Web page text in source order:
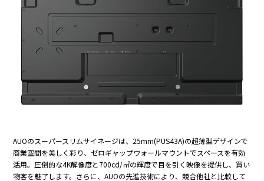
AUOのスーパースリムサイネージは、25mm(PUS43A)の超薄型デザインで
商業空間を美しく彩り、ゼロギャップウォールマウントでスペースを有効
活用。圧倒的な4K解像度と700cd/㎡の輝度で目を引く映像を提供し、買い
物客を魅了します。さらに、AUOの先進技術により、競合他社と比較して